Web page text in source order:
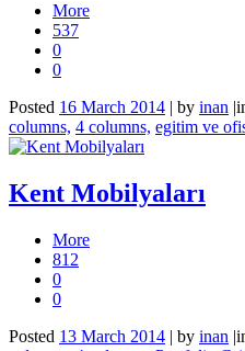
More
537
0
0
Posted 16 March 2014 | by inan |
columns, 4 columns, egitim ve
Kent Mobilyaları
More
812
0
0
Posted 13 March 2014 | by inan |